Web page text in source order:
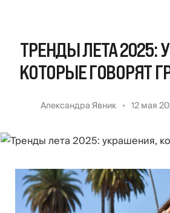
ТРЕНДЫ ЛЕТА 2025:
КОТОРЫЕ ГОВОРЯТ
Александра Явник 12 мая